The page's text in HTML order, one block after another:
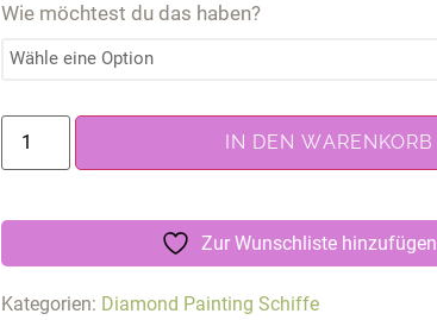
Wie möchtest du das haben?
IN DEN WARENKORB
Zur Wunschliste hinzufügen
Kategorien: Diamond Painting Schiffe